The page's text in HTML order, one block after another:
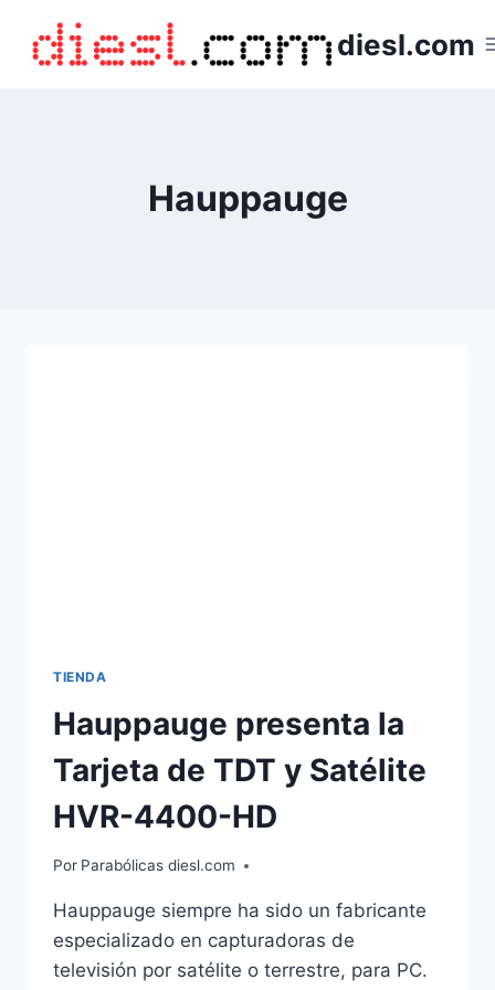
contenido
diesl.com
Hauppauge
TIENDA
Hauppauge presenta la
Tarjeta de TDT y Satélite
HVR-4400-HD
Por Parabólicas diesl.com
Hauppauge siempre ha sido un fabricante
especializado en capturadoras de
televisión por satélite o terrestre, para PC.